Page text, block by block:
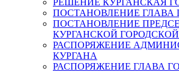
РЕШЕНИЕ КУРГАНСКАЯ
ПОСТАНОВЛЕНИЕ ГЛАВА
ПОСТАНОВЛЕНИЕ
КУРГАНСКОЙ
РАСПОРЯЖЕНИЕ
КУРГАНА
РАСПОРЯЖЕНИЕ ГЛАВА